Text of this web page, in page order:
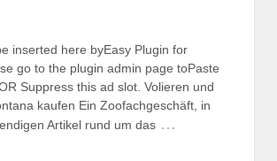
inserted here byEasy Plugin for
go to the plugin admin page toPaste
Suppress this ad slot. Volieren und
kaufen Ein Zoofachgeschäft, in
Artikel rund um das …